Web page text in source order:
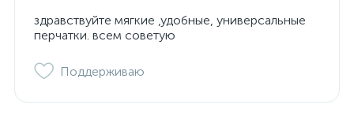
здравствуйте мягкие ,удобные, универсальные
перчатки. всем советую
Поддерживаю